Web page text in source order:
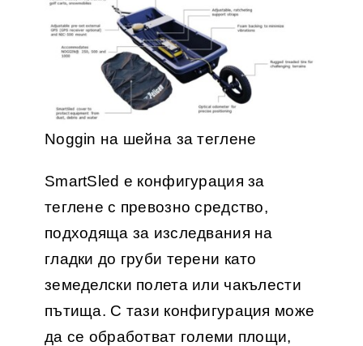
Noggin на шейна за теглене
SmartSled е конфигурация за
теглене с превозно средство,
подходяща за изследвания на
гладки до груби терени като
земеделски полета или чакълести
пътища. С тази конфигурация може
да се обработват големи площи,